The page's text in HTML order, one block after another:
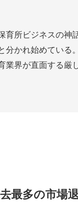
育所ビジネスの神
分かれ始めている
業界が直面する厳